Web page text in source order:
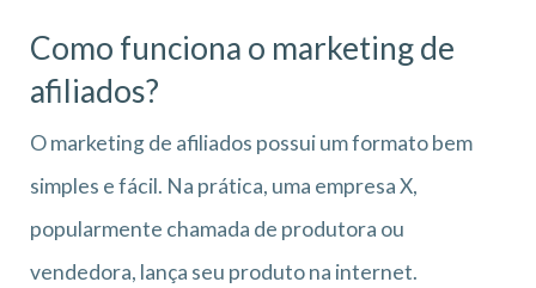
Como funciona o marketing de
afiliados?
O marketing de afiliados possui um formato bem
simples e fácil. Na prática, uma empresa X,
popularmente chamada de produtora ou
vendedora, lança seu produto na internet.